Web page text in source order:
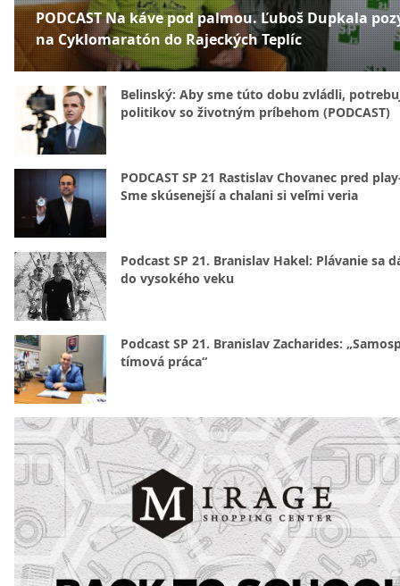
PODCAST Na káve pod palmou. Ľuboš Dupkala
na Cyklomaratón do Rajeckých Teplíc
Belinský: Aby sme túto dobu zvládli,
politikov so životným príbehom (PODCAST)
PODCAST SP 21 Rastislav Chovanec pred
Sme skúsenejší a chalani si veľmi veria
Podcast SP 21. Branislav Hakel: Plávanie sa
do vysokého veku
Podcast SP 21. Branislav Zacharides:
tímová práca“